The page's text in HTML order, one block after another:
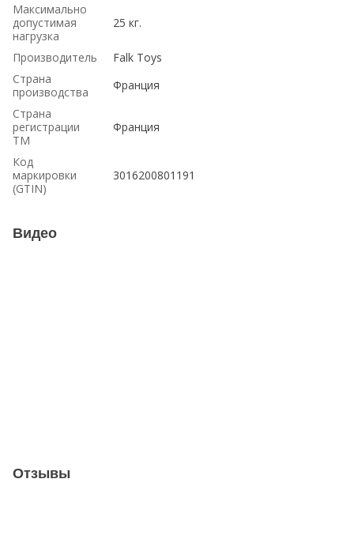
Максимально
допустимая
нагрузка
25 кг.
Производитель
Falk Toys
Страна
производства
Франция
Страна
регистрации
ТМ
Франция
Код
маркировки
(GTIN)
3016200801191
Видео
Отзывы